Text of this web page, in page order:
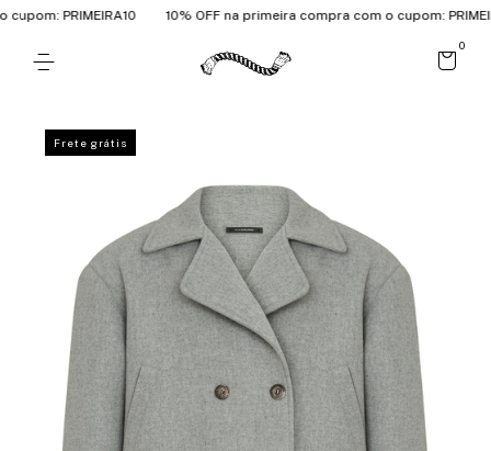
PRIMEIRA10 10% OFF na primeira compra com o cupom:
0
Frete grátis